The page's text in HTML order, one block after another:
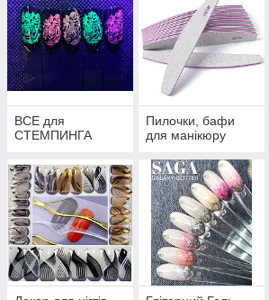
ВСЕ для
СТЕМПИНГА
Пилочки, бафи
для манікюру